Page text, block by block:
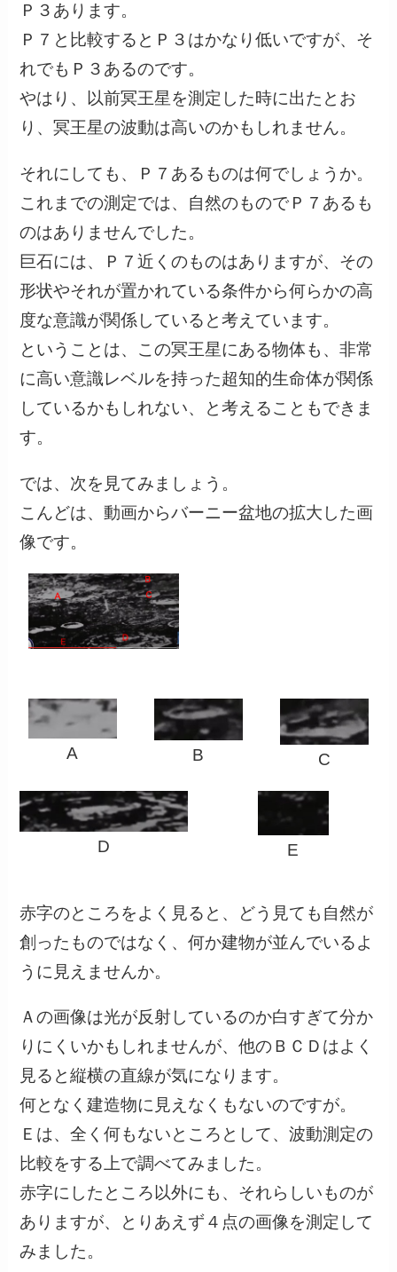
Ｐ３あります。
Ｐ７と比較するとＰ３はかなり低いですが、そ
れでもＰ３あるのです。
やはり、以前冥王星を測定した時に出たとお
り、冥王星の波動は高いのかもしれません。
それにしても、Ｐ７あるものは何でしょうか。
これまでの測定では、自然のものでＰ７あるも
のはありませんでした。
巨石には、Ｐ７近くのものはありますが、その
形状やそれが置かれている条件から何らかの高
度な意識が関係していると考えています。
ということは、この冥王星にある物体も、非常
に高い意識レベルを持った超知的生命体が関係
しているかもしれない、と考えることもできま
す。
では、次を見てみましょう。
こんどは、動画からバーニー盆地の拡大した画
像です。
A B C
D E
赤字のところをよく見ると、どう見ても自然が
創ったものではなく、何か建物が並んでいるよ
うに見えませんか。
Ａの画像は光が反射しているのか白すぎて分か
りにくいかもしれませんが、他のＢＣＤはよく
見ると縦横の直線が気になります。
何となく建造物に見えなくもないのですが。
Ｅは、全く何もないところとして、波動測定の
比較をする上で調べてみました。
赤字にしたところ以外にも、それらしいものが
ありますが、とりあえず４点の画像を測定して
みました。